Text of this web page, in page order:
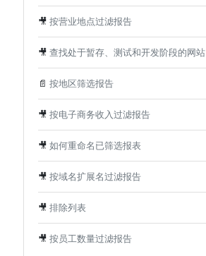
🎥 按营业地点过滤报告
🎥 查找处于暂存、测试和开发阶段的网站
📄 按地区筛选报告
🎥 按电子商务收入过滤报告
🎥 如何重命名已筛选报表
🎥 按域名扩展名过滤报告
🎥 排除列表
🎥 按员工数量过滤报告